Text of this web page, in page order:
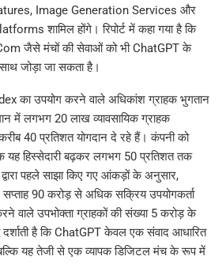
Image Generation Services और
शामिल होंगे। रिपोर्ट में कहा गया है कि
जैसे मंचों की सेवाओं को भी ChatGPT के
जोड़ा जा सकता है।
का उपयोग करने वाले अधिकांश ग्राहक भुगतान
में लगभग 20 लाख व्यावसायिक ग्राहक
40 प्रतिशत योगदान दे रहे हैं। कंपनी को
यह हिस्सेदारी बढ़कर लगभग 50 प्रतिशत तक
पहले साझा किए गए आंकड़ों के अनुसार,
90 करोड़ से अधिक सक्रिय उपयोगकर्ता
वाले उपभोक्ता ग्राहकों की संख्या 5 करोड़ के
दर्शाती है कि ChatGPT केवल एक संवाद आधारित
यह तेजी से एक व्यापक डिजिटल मंच के रूप में